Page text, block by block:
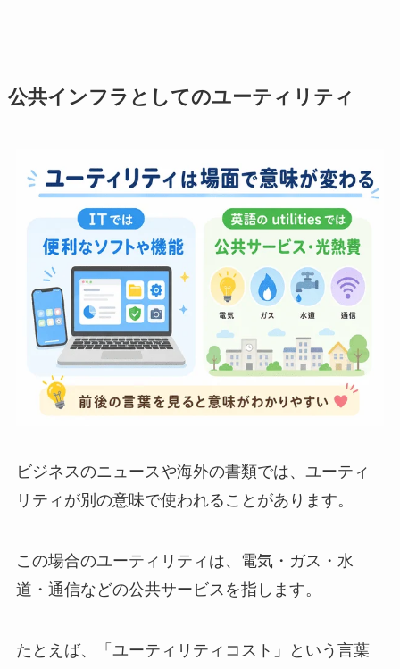
公共インフラとしてのユーティリティ
ビジネスのニュースや海外の書類では、ユーティ
リティが別の意味で使われることがあります。
この場合のユーティリティは、電気・ガス・水
道・通信などの公共サービスを指します。
たとえば、「ユーティリティコスト」という言葉